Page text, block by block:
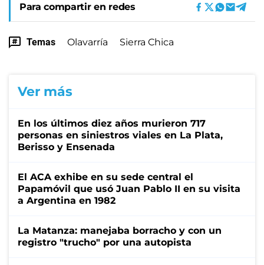
Para compartir en redes
Temas Olavarría Sierra Chica
Ver más
En los últimos diez años murieron 717
personas en siniestros viales en La Plata,
Berisso y Ensenada
El ACA exhibe en su sede central el
Papamóvil que usó Juan Pablo II en su visita
a Argentina en 1982
La Matanza: manejaba borracho y con un
registro "trucho" por una autopista